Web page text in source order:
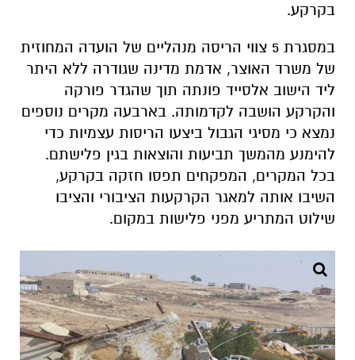
בקרקע.
במסגרת 5 צווי הריסה מנהליים של הועדה המחוזית
של משרד האוצר, אדמת מדינה שגודרה ללא היתר
ליד הישוב אלסייד פונתה תוך שהגדר פורקה
והקרקע הושבה לקדמותה. בארבעה מקרים נוספים
נמצא כי מסיגי הגבול ביצעו הריסות עצמיות כדי
להימנע מהמשך תביעות והוצאות בגין פלישתם.
בכל המקרים, המפקחים תפסו חזקה בקרקע,
השיבו אותה למאגר הקרקעות הציבורי והציבו
שילוט המתריע מפני פלישות במקום.